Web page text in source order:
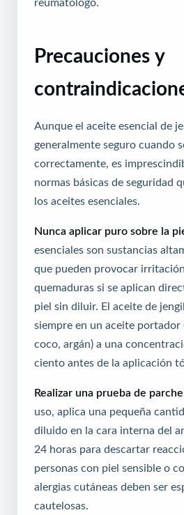
Precauciones y
Aunque el aceite esencial de
generalmente seguro cuando
correctamente, es
normas básicas de seguridad
los aceites esenciales.
Nunca aplicar puro sobre la
esenciales son sustancias
que pueden provocar
quemaduras si se aplican
piel sin diluir. El aceite de
siempre en un aceite portador
coco, argán) a una
ciento antes de la aplicación
Realizar una prueba de parche.
uso, aplica una pequeña
diluido en la cara interna del
24 horas para descartar
personas con piel sensible o
alergias cutáneas deben ser
cautelosas.